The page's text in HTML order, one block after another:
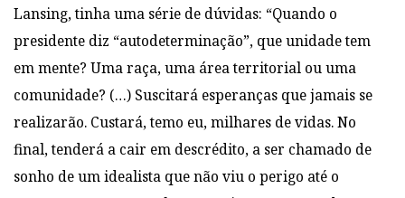
Lansing, tinha uma série de dúvidas: “Quando o
presidente diz “autodeterminação”, que unidade tem
em mente? Uma raça, uma área territorial ou uma
comunidade? (…) Suscitará esperanças que jamais se
realizarão. Custará, temo eu, milhares de vidas. No
final, tenderá a cair em descrédito, a ser chamado de
sonho de um idealista que não viu o perigo até o